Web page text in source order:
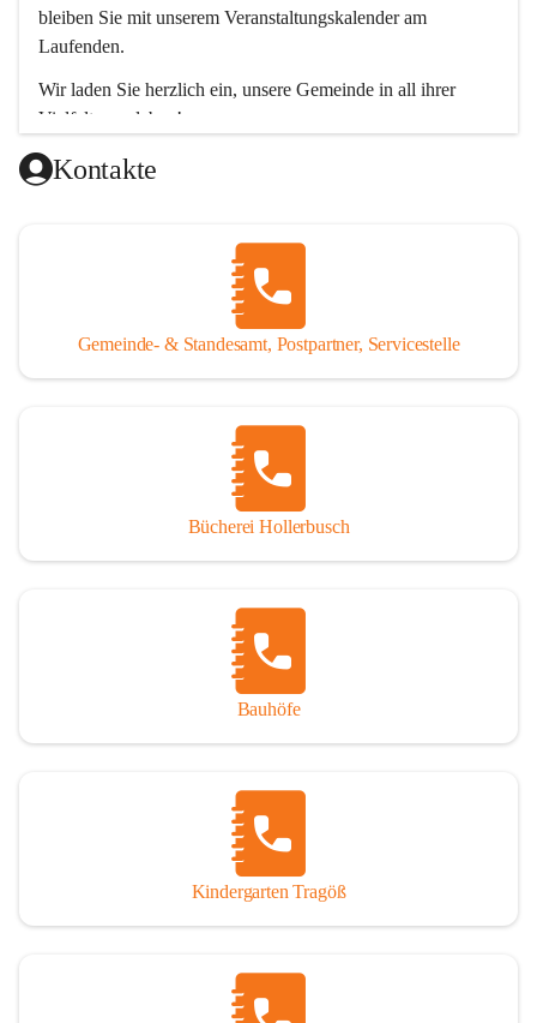
bleiben Sie mit unserem Veranstaltungskalender am
Laufenden.
Wir laden Sie herzlich ein, unsere Gemeinde in all ihrer
Vielfalt zu erleben!
Ihr Bürgermeister
Hubert Zinner
Tragöß - St. Katharein ist eine im Rahmen der
Gemeindestrukturreform 2015 fusionierte Gemeinde, die
aus den ehemaligen Gemeinden Tragöß und St. Katharein
565 bis 2.123 m
Untertal, St. Katharein an der Laming, Hüttengraben,
Thörl, Kapfenberg, Bruck an der Mur, Proleb, Trofaiach,
Eisenerz, Vordernberg und Wildalpen
Bruck-Mürzzuschlag
Kontakte
Gemeinde- & Standesamt, Postpartner, Servicestelle
Bücherei Hollerbusch
Bauhöfe
Kindergarten Tragöß